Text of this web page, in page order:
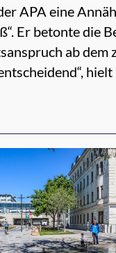
APA eine
Er betonte die
ab
für dich: